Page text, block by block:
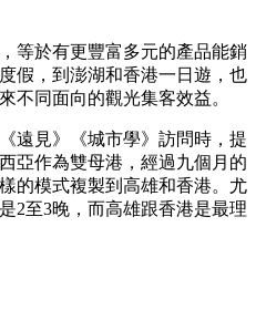
等於有更豐富多元的產品能銷
假，到澎湖和香港一日遊，也
不同面向的觀光集客效益。
遠見》《城市學》訪問時，提
亞作為雙母港，經過九個月的
的模式複製到高雄和香港。尤
2至3晚，而高雄跟香港是最理